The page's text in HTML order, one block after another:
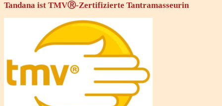
Tandana ist TMVⓇ-Zertifizierte Tantramasseurin